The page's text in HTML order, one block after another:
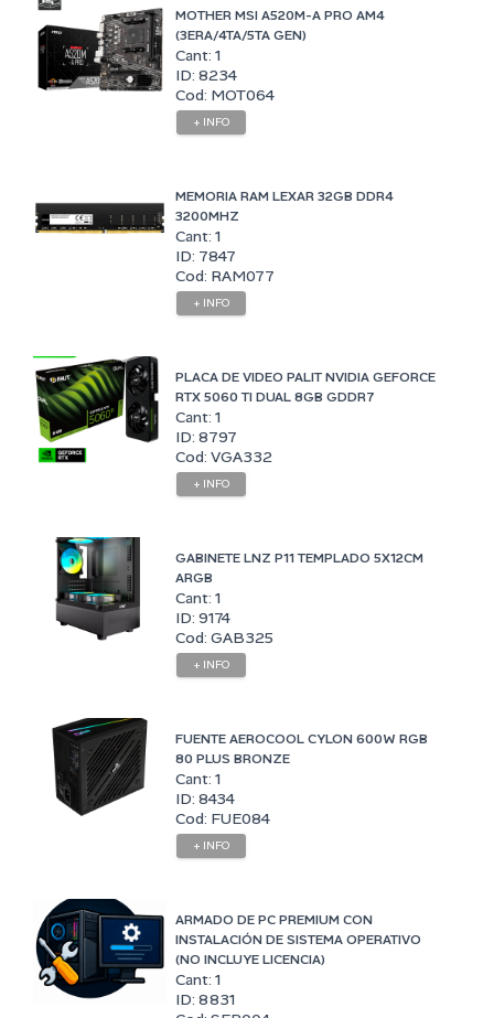
MOTHER MSI A520M-A PRO AM4
(3ERA/4TA/5TA GEN)
Cant: 1
ID: 8234
Cod: MOT064
+ INFO
MEMORIA RAM LEXAR 32GB DDR4
3200MHZ
Cant: 1
ID: 7847
Cod: RAM077
+ INFO
PLACA DE VIDEO PALIT NVIDIA GEFORCE
RTX 5060 TI DUAL 8GB GDDR7
Cant: 1
ID: 8797
Cod: VGA332
+ INFO
GABINETE LNZ P11 TEMPLADO 5X12CM
ARGB
Cant: 1
ID: 9174
Cod: GAB325
+ INFO
FUENTE AEROCOOL CYLON 600W RGB
80 PLUS BRONZE
Cant: 1
ID: 8434
Cod: FUE084
+ INFO
ARMADO DE PC PREMIUM CON
INSTALACIÓN DE SISTEMA OPERATIVO
(NO INCLUYE LICENCIA)
Cant: 1
ID: 8831